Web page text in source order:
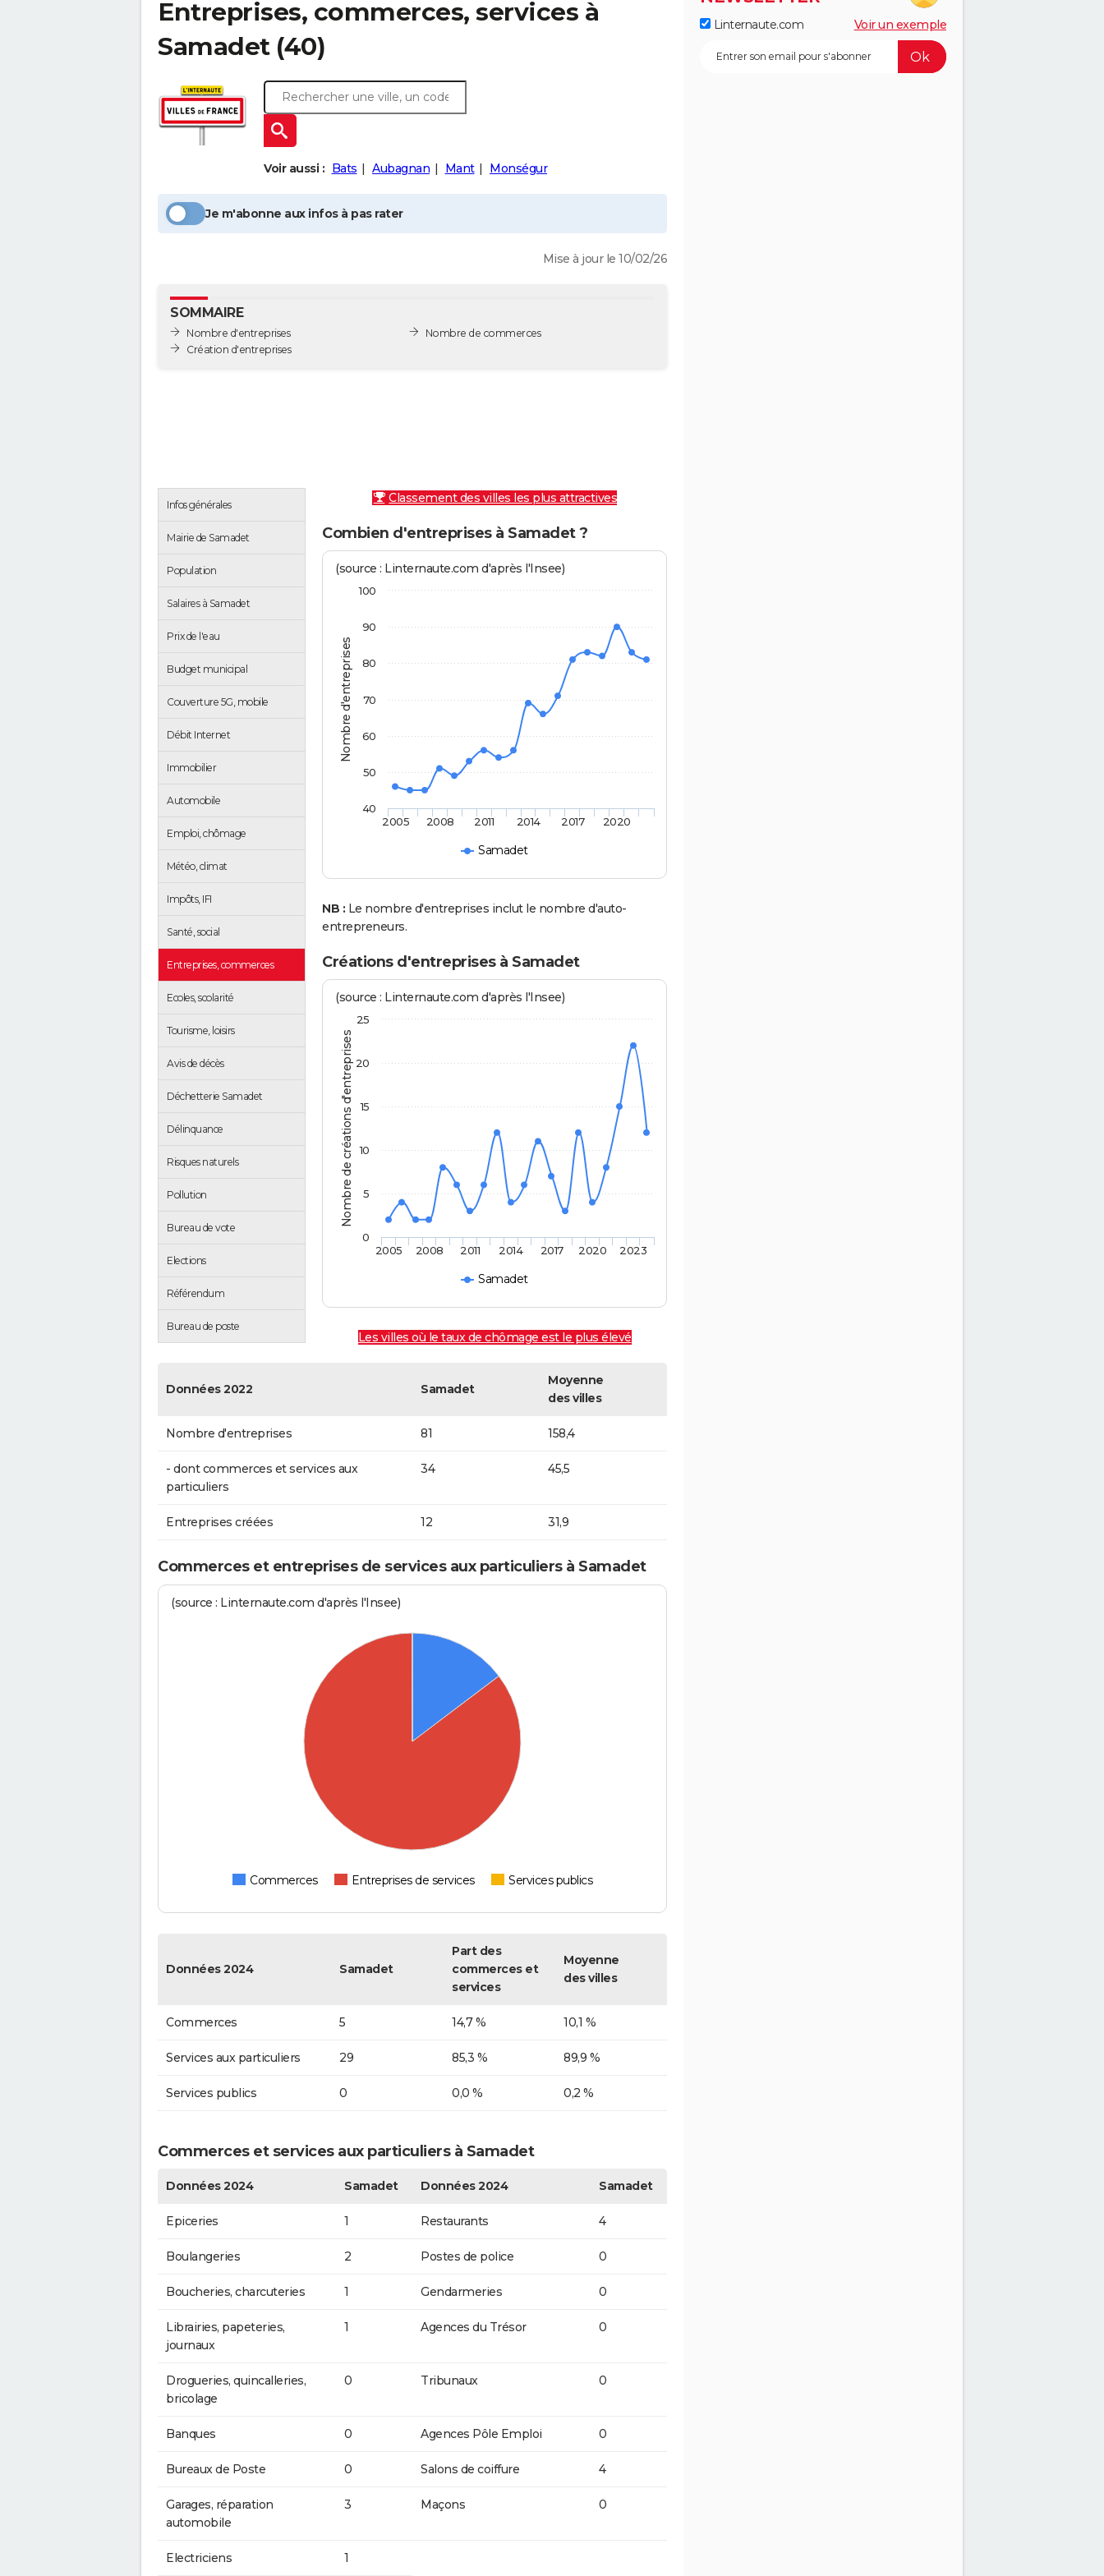
Entreprises, commerces, services à
Samadet(40)
Voir aussi : Bats Aubagnan Mant Monségur
Je m'abonne aux infos à pas rater
Mise à jour le 10/02/26
SOMMAIRE
Nombre d'entreprises
Création d'entreprises
Nombre de commerces
Infos générales
Mairie de Samadet
Population
Salaires à Samadet
Prix de l'eau
Budget municipal
Couverture 5G, mobile
Débit Internet
Immobilier
Automobile
Emploi, chômage
Météo, climat
Impôts, IFI
Santé, social
Entreprises, commerces
Ecoles, scolarité
Tourisme, loisirs
Avis de décès
Déchetterie Samadet
Délinquance
Risques naturels
Pollution
Bureau de vote
Elections
Référendum
Bureau de poste
Classement des villes les plus attractives
Combien d'entreprises à Samadet ?
Nombre d'entreprises
(source : Linternaute.com d'après l'Insee)
Samadet
2005 2008 2011 2014 2017 2020
40
50
60
70
80
90
100
NB : Le nombre d'entreprises inclut le nombre d'auto-
entrepreneurs.
Créations d'entreprises à Samadet
Nombre de créations d'entreprises
(source : Linternaute.com d'après l'Insee)
Samadet
2005 2008 2011 2014 2017 2020 2023
0
5
10
15
20
25
Les villes où le taux de chômage est le plus élevé
Données 2022 Samadet
Moyenne
des villes
Nombre d'entreprises 81 158,4
- dont commerces et services aux
particuliers
34 45,5
Entreprises créées 12 31,9
Commerces et entreprises de services aux particuliers à Samadet
(source : Linternaute.com d'après l'Insee)
Commerces Entreprises de services Services publics
Données 2024 Samadet
Part des
commerces et
services
Moyenne
des villes
Commerces 5 14,7 % 10,1 %
Services aux particuliers 29 85,3 % 89,9 %
Services publics 0 0,0 % 0,2 %
Commerces et services aux particuliers à Samadet
Données 2024 Samadet Données 2024 Samadet
Epiceries 1 Restaurants 4
Boulangeries 2 Postes de police 0
Boucheries, charcuteries 1 Gendarmeries 0
Librairies, papeteries,
journaux
1 Agences du Trésor 0
Drogueries, quincalleries,
bricolage
0 Tribunaux 0
Banques 0 Agences Pôle Emploi 0
Bureaux de Poste 0 Salons de coiffure 4
Garages, réparation
automobile
3 Maçons 0
Electriciens 1
Linternaute.com Voir un exemple